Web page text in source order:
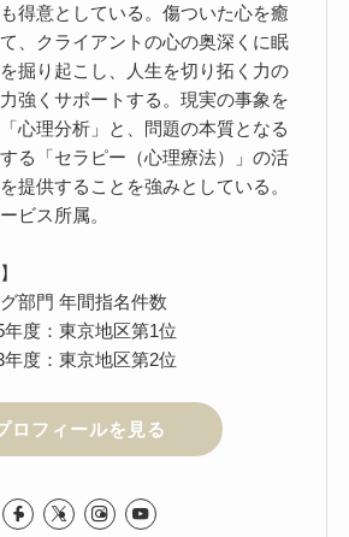
得意としている。傷ついた心を癒
、クライアントの心の奥深くに眠
掘り起こし、人生を切り拓く力の
強くサポートする。現実の事象を
心理分析」と、問題の本質となる
る「セラピー（心理療法）」の活
提供することを強みとしている。
ビス所属。
部門 年間指名件数
年度：東京地区第1位
年度：東京地区第2位
ロフィールを見る